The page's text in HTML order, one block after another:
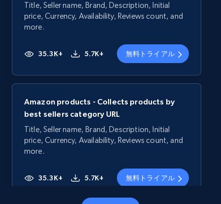
Title, Seller name, Brand, Description, Initial
price, Currency, Availability, Reviews count, and
more.
35.3K+ 5.7K+ 無料トライアル
Amazon products - Collects products by
best sellers category URL
Title, Seller name, Brand, Description, Initial
price, Currency, Availability, Reviews count, and
more.
35.3K+ 5.7K+ 無料トライアル